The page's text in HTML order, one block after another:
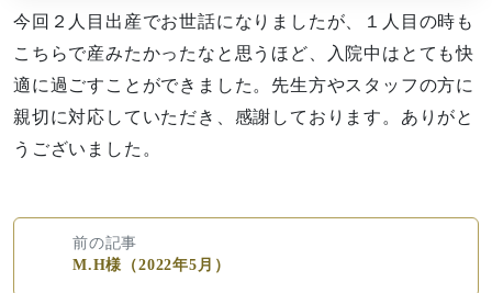
今回２人目出産でお世話になりましたが、１人目の時も
こちらで産みたかったなと思うほど、入院中はとても快
適に過ごすことができました。先生方やスタッフの方に
親切に対応していただき、感謝しております。ありがと
うございました。
前の記事
M.H様（2022年5月）